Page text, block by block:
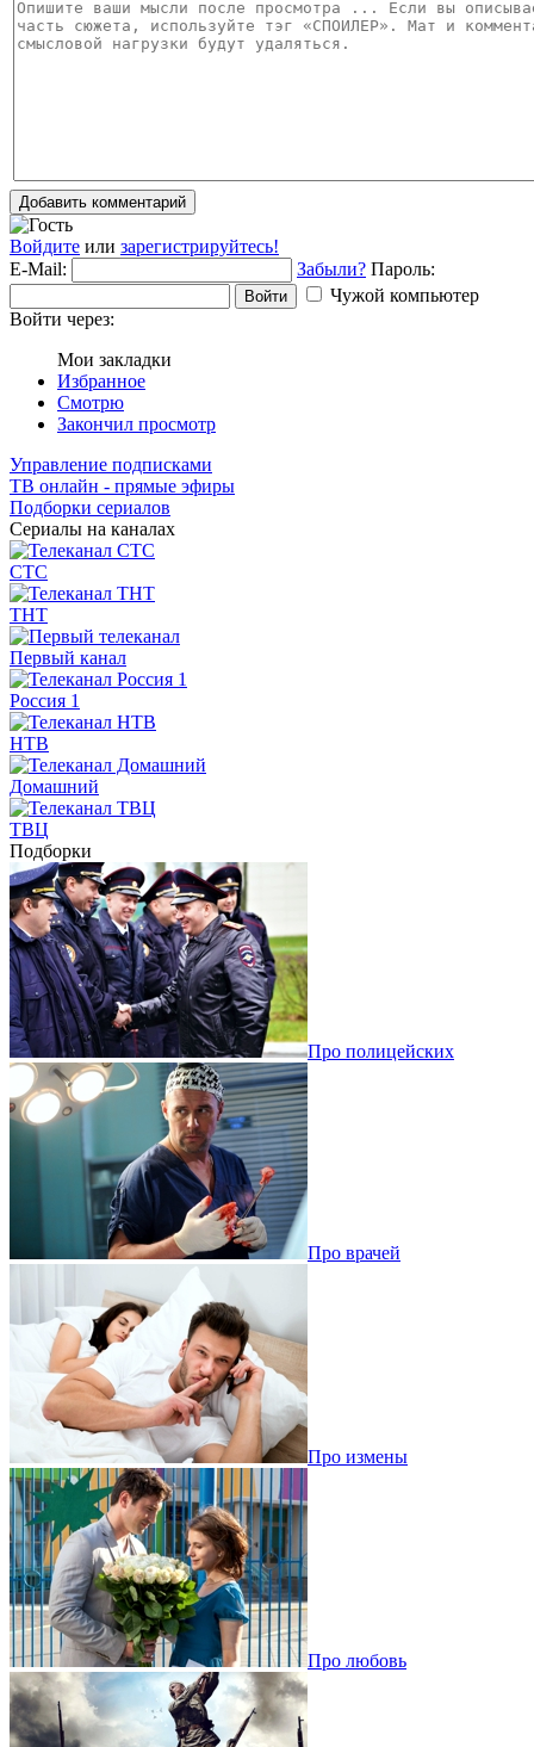
Добавить комментарий
Войдите или зарегистрируйтесь!
E-Mail:
Забыли? Пароль:
Войти
Чужой компьютер
Войти через:
Мои закладки
Избранное
Смотрю
Закончил просмотр
Управление подписками
ТВ онлайн - прямые эфиры
Подборки сериалов
Сериалы на каналах
СТС
ТНТ
Первый канал
Россия 1
НТВ
Домашний
ТВЦ
Подборки
Про полицейских
Про врачей
Про измены
Про любовь